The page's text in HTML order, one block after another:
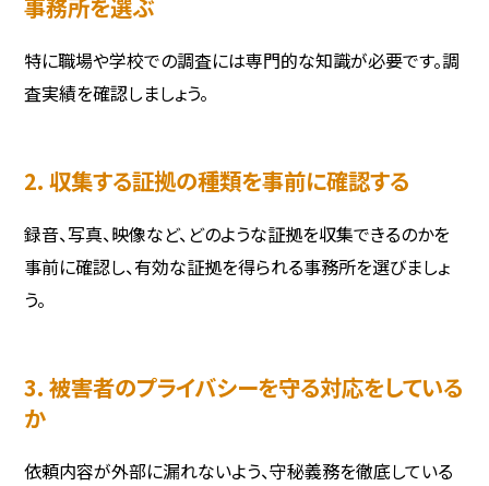
特に職場や学校での調査には専門的な知識が必要です。調
査実績を確認しましょう。
2. 収集する証拠の種類を事前に確認する
録音、写真、映像など、どのような証拠を収集できるのかを
事前に確認し、有効な証拠を得られる事務所を選びましょ
う。
3. 被害者のプライバシーを守る対応をしている
か
依頼内容が外部に漏れないよう、守秘義務を徹底している